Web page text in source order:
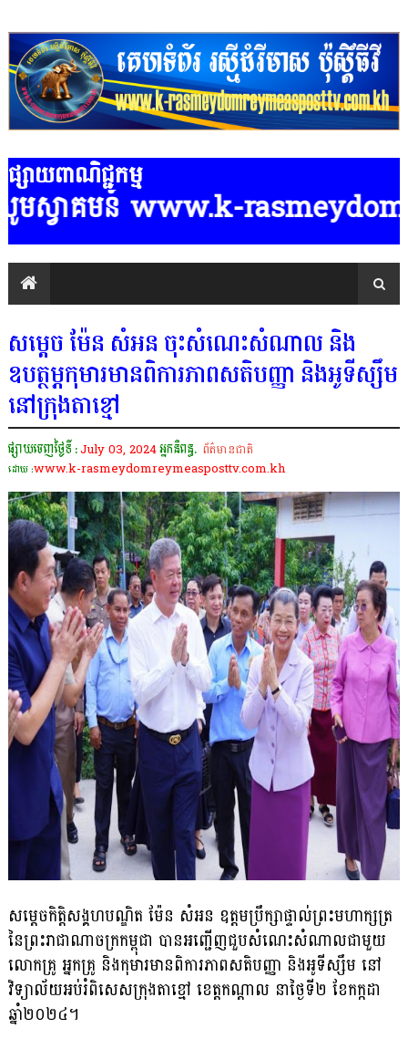
ផ្សាយពាណិជ្ជកម្ម
www.k-
សម្តេច ម៉ែន សំអន ចុះសំណេះសំណាល និង
ឧបត្ថម្ភកុមារមានពិការភាពសតិបញ្ញា និងអូទីស្សឹម
នៅក្រុងតាខ្មៅ
ផ្សាយចេញថ្ងៃទី :July 03, 2024អ្នកនិពន្ធ. ព័ត៌មានជាតិ
ដោយ :www.k-rasmeydomreymeasposttv.com.kh
សម្តេចកិត្តិសង្គហបណ្ឌិត ម៉ែន សំអន ឧត្តមប្រឹក្សាផ្ទាល់ព្រះមហាក្សត្រ
នៃព្រះរាជាណាចក្រកម្ពុជា បានអញ្ជើញជួបសំណេះសំណាលជាមួយ
លោកគ្រូ អ្នកគ្រូ និងកុមារមានពិការភាពសតិបញ្ញា និងអូទីស្សឹម នៅ
វិទ្យាល័យអប់រំពិសេសក្រុងតាខ្មៅ ខេត្តកណ្តាល នាថ្ងៃទី២ ខែកក្កដា
ឆ្នាំ២០២៤។